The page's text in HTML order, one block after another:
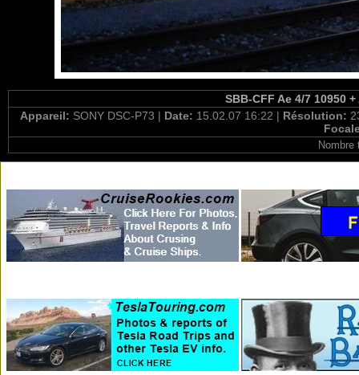
SBB-CFF Ae 4/7 10950
Appareil: SONY DSC-P73 | Date: 15.02.07 16:22 | Résolution: